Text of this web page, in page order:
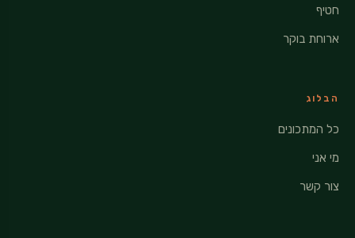
חטיף
ארוחת בוקר
הבלוג
כל המתכונים
מי אני
צור קשר